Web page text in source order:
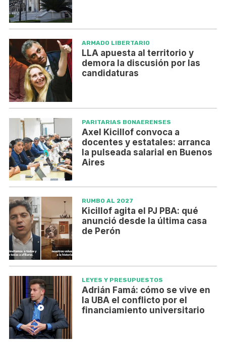
ARMADO LIBERTARIO
LLA apuesta al territorio y
demora la discusión por las
candidaturas
PARITARIAS BONAERENSES
Axel Kicillof convoca a
docentes y estatales: arranca
la pulseada salarial en Buenos
Aires
RUMBO AL 2027
Kicillof agita el PJ PBA: qué
anunció desde la última casa
de Perón
LEYES Y PRESUPUESTOS
Adrián Famá: cómo se vive en
la UBA el conflicto por el
financiamiento universitario